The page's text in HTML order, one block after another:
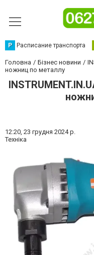
Р Расписание транспорта
Головна Бізнес новини
ножниц по металлу
12:20, 23 грудня 2024 р.
Техніка